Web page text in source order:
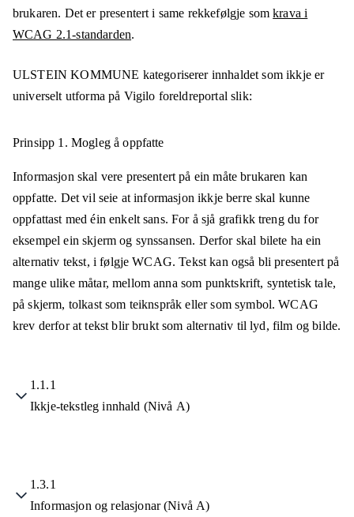
brukaren. Det er presentert i same rekkefølgje somkrava i
WCAG 2.1-standarden.
ULSTEIN KOMMUNE kategoriserer innhaldet som ikkje er
universelt utforma på Vigilo foreldreportalslik:
Prinsipp 1. Mogleg å oppfatte
Informasjon skal vere presentert på ein måte brukaren kan
oppfatte. Det vil seie at informasjon ikkje berre skal kunne
oppfattast med éin enkelt sans. For å sjå grafikk treng du for
eksempel ein skjerm og synssansen. Derfor skal bilete ha ein
alternativ tekst, i følgje WCAG. Tekst kan også bli presentert på
mange ulike måtar, mellom anna som punktskrift, syntetisk tale,
på skjerm, tolkast som teiknspråk eller som symbol. WCAG
krev derfor at tekst blir brukt som alternativ til lyd, film og bilde.
1.1.1
Ikkje-tekstleg innhald (Nivå A)
1.3.1
Informasjon og relasjonar (Nivå A)